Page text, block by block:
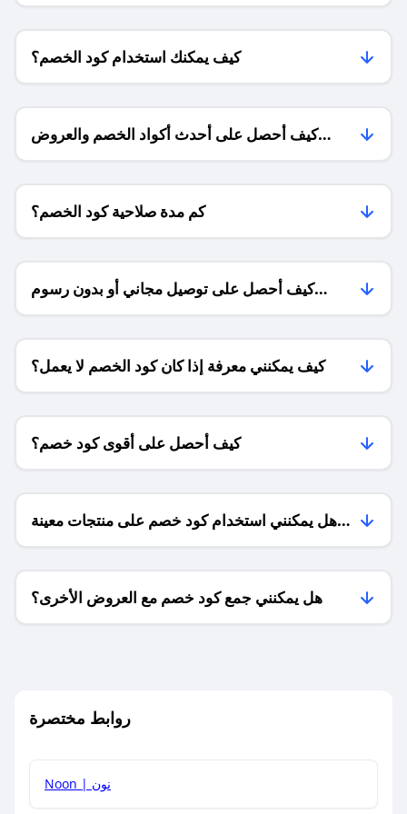
كيف يمكنك استخدام كود الخصم؟
كيف أحصل على أحدث أكواد الخصم والعروض
للمتاجر؟
كم مدة صلاحية كود الخصم؟
كيف أحصل على توصيل مجاني أو بدون رسوم
الشحن ؟
كيف يمكنني معرفة إذا كان كود الخصم لا يعمل؟
كيف أحصل على أقوى كود خصم؟
هل يمكنني استخدام كود خصم على منتجات معينة
فقط؟
هل يمكنني جمع كود خصم مع العروض الأخرى؟
روابط مختصرة
Noon | نون